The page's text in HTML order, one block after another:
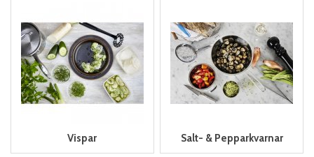
Vispar Salt- & Pepparkvarnar